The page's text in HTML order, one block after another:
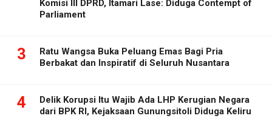
Komisi III DPRD, Itamari Lase: Diduga Contempt of
Parliament
3
Ratu Wangsa Buka Peluang Emas Bagi Pria
Berbakat dan Inspiratif di Seluruh Nusantara
4
Delik Korupsi Itu Wajib Ada LHP Kerugian Negara
dari BPK RI, Kejaksaan Gunungsitoli Diduga Keliru